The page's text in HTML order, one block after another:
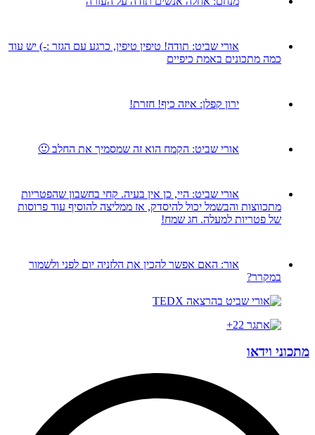
אורי שביט: תודה! טיפין טיפין, כרגע עם הגזר :-) יש עוד
כמה מתכונים באמת כיפיים
ירון קפלן: איזה כיף! חזרת!
אורי שביט: הקמח הוא זה שמסמיך את החלב 🙂
אורי שביט: היי, כן אין בעיה. קחי בחשבון שהפטריות
מתכווצות והבשמל יכול להיסדק, אז ממליצה להוסיף עוד פרוסות
של פטריות למעלה. חג שמח!
אור: האם אפשר להכין את הלזניה יום לפני ולשמור
במקרר?
מתכוני וידאו